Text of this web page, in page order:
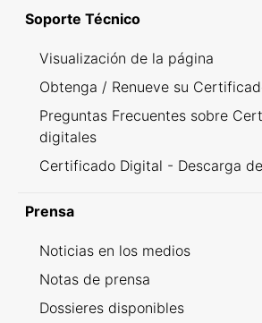
Soporte Técnico
Visualización de la página
Obtenga / Renueve su
Preguntas Frecuentes sobre
digitales
Certificado Digital - Descarga
Prensa
Noticias en los medios
Notas de prensa
Dossieres disponibles